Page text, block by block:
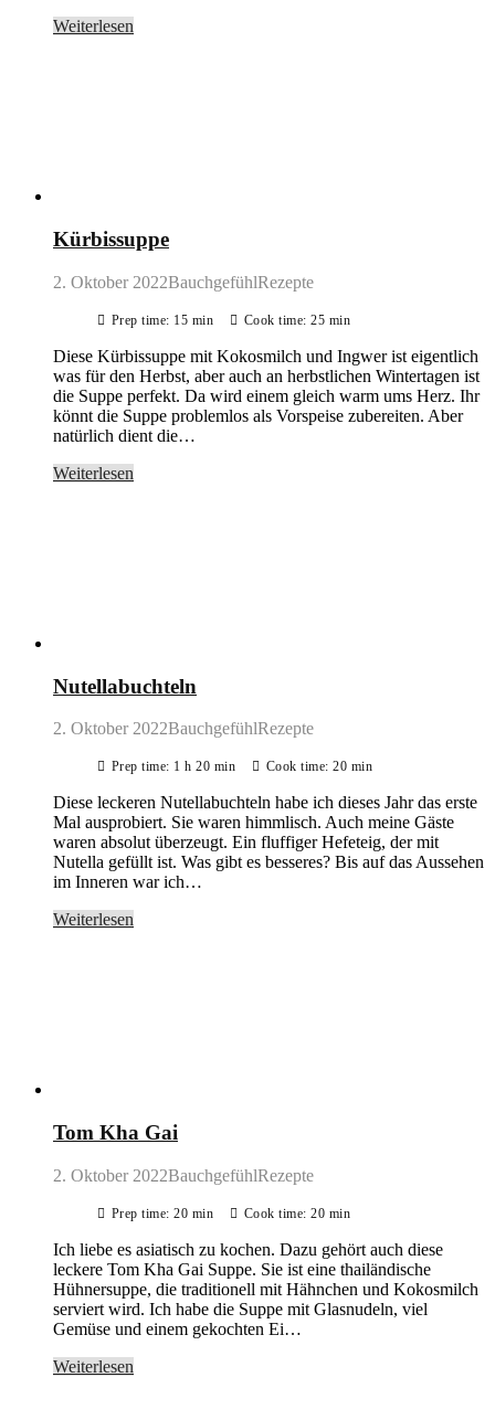
Weiterlesen
Kürbissuppe
2. Oktober 2022BauchgefühlRezepte
Prep time: 15 min Cook time: 25 min
Diese Kürbissuppe mit Kokosmilch und Ingwer ist eigentlich
was für den Herbst, aber auch an herbstlichen Wintertagen ist
die Suppe perfekt. Da wird einem gleich warm ums Herz. Ihr
könnt die Suppe problemlos als Vorspeise zubereiten. Aber
natürlich dient die…
Weiterlesen
Nutellabuchteln
2. Oktober 2022BauchgefühlRezepte
Prep time: 1 h 20 min Cook time: 20 min
Diese leckeren Nutellabuchteln habe ich dieses Jahr das erste
Mal ausprobiert. Sie waren himmlisch. Auch meine Gäste
waren absolut überzeugt. Ein fluffiger Hefeteig, der mit
Nutella gefüllt ist. Was gibt es besseres? Bis auf das Aussehen
im Inneren war ich…
Weiterlesen
Tom Kha Gai
2. Oktober 2022BauchgefühlRezepte
Prep time: 20 min Cook time: 20 min
Ich liebe es asiatisch zu kochen. Dazu gehört auch diese
leckere Tom Kha Gai Suppe. Sie ist eine thailändische
Hühnersuppe, die traditionell mit Hähnchen und Kokosmilch
serviert wird. Ich habe die Suppe mit Glasnudeln, viel
Gemüse und einem gekochten Ei…
Weiterlesen